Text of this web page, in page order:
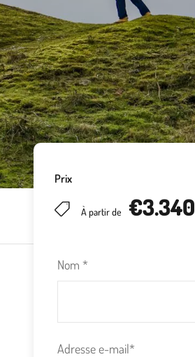
Prix
À partir de €3.340
Nom *
Adresse e-mail*